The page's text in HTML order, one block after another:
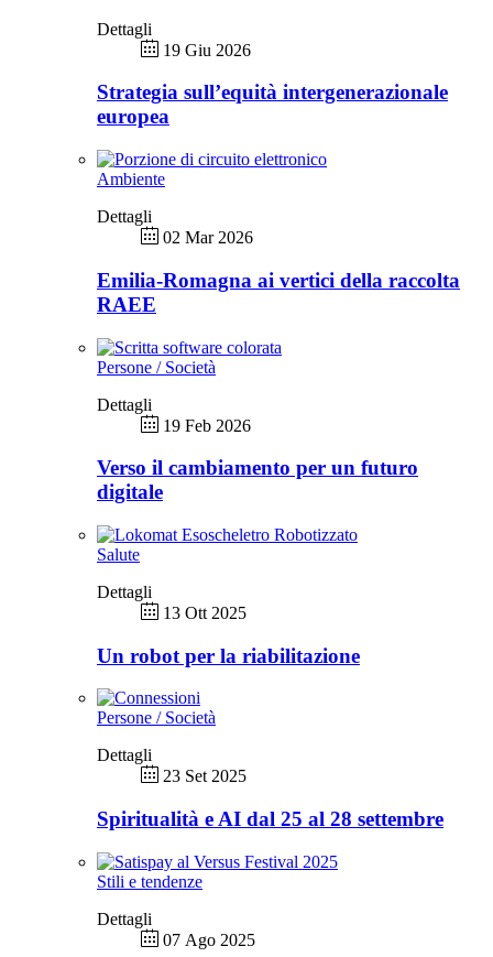
Dettagli
19 Giu 2026
Strategia sull’equità intergenerazionale
europea
Ambiente
Dettagli
02 Mar 2026
Emilia-Romagna ai vertici della raccolta
RAEE
Persone / Società
Dettagli
19 Feb 2026
Verso il cambiamento per un futuro
digitale
Salute
Dettagli
13 Ott 2025
Un robot per la riabilitazione
Persone / Società
Dettagli
23 Set 2025
Spiritualità e AI dal 25 al 28 settembre
Stili e tendenze
Dettagli
07 Ago 2025